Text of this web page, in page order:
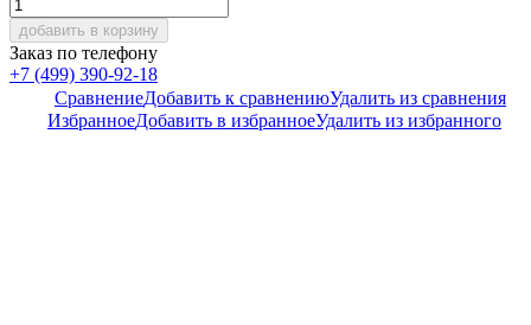
добавить в корзину
Заказ по телефону
+7 (499) 390-92-18
СравнениеДобавить к сравнениюУдалить из сравнения
ИзбранноеДобавить в избранноеУдалить из избранного